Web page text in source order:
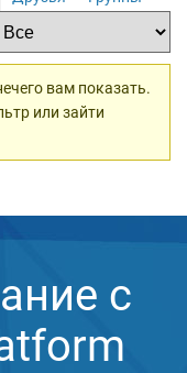
вам показать.
или зайти
с